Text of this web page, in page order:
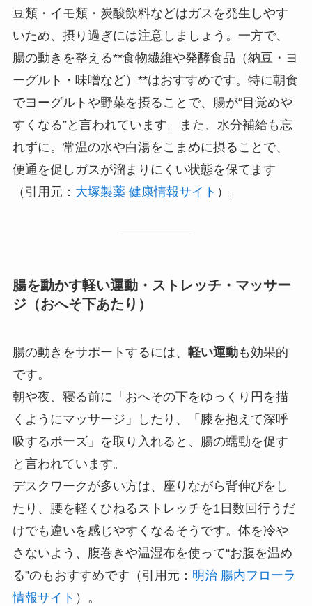
豆類・イモ類・炭酸飲料などはガスを発生しやす
いため、摂り過ぎには注意しましょう。一方で、
腸の動きを整える**食物繊維や発酵食品（納豆・ヨ
ーグルト・味噌など）**はおすすめです。特に朝食
でヨーグルトや野菜を摂ることで、腸が“目覚めや
すくなる”と言われています。また、水分補給も忘
れずに。常温の水や白湯をこまめに摂ることで、
便通を促しガスが溜まりにくい状態を保てます
（引用元： 大塚製薬 健康情報サイト ）。
腸を動かす軽い運動・ストレッチ・マッサー
ジ（おへそ下あたり）
腸の動きをサポートするには、 軽い運動も効果的
です。
朝や夜、寝る前に「おへその下をゆっくり円を描
くようにマッサージ」したり、「膝を抱えて深呼
吸するポーズ」を取り入れると、腸の蠕動を促す
と言われています。
デスクワークが多い方は、座りながら背伸びをし
たり、腰を軽くひねるストレッチを1日数回行うだ
けでも違いを感じやすくなるそうです。体を冷や
さないよう、腹巻きや温湿布を使って“お腹を温め
る”のもおすすめです（引用元： 明治 腸内フローラ
情報サイト ）。